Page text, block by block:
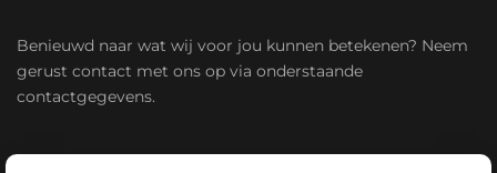
Benieuwd naar wat wij voor jou kunnen betekenen? Neem
gerust contact met ons op via onderstaande
contactgegevens.